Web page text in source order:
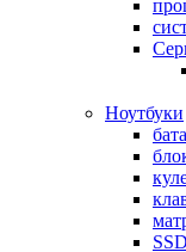
Ноутбуки